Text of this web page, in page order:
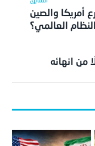
أمريكا والصين
العالمي؟
من انهائه